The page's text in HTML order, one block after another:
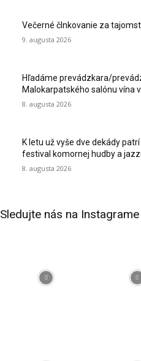
Večerné člnkovanie za
9. augusta 2026
Hľadáme prevádzkara/
Malokarpatského salónu vína
8. augusta 2026
K letu už vyše dve dekády
festival komornej hudby a
8. augusta 2026
Sledujte nás na Instagrame